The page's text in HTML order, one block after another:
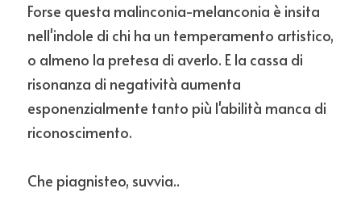
Forse questa malinconia-melanconia è insita
nell'indole di chi ha un temperamento artistico,
o almeno la pretesa di averlo. E la cassa di
risonanza di negatività aumenta
esponenzialmente tanto più l'abilità manca di
riconoscimento.
Che piagnisteo, suvvia..